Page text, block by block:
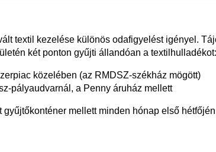
textil kezelése különös odafigyelést igényel.
két ponton gyűjti állandóan a textilhulladékot:
közelében (az RMDSZ-székház mögött)
pályaudvarnál, a Penny áruház mellett
gyűjtőkonténer mellett minden hónap első